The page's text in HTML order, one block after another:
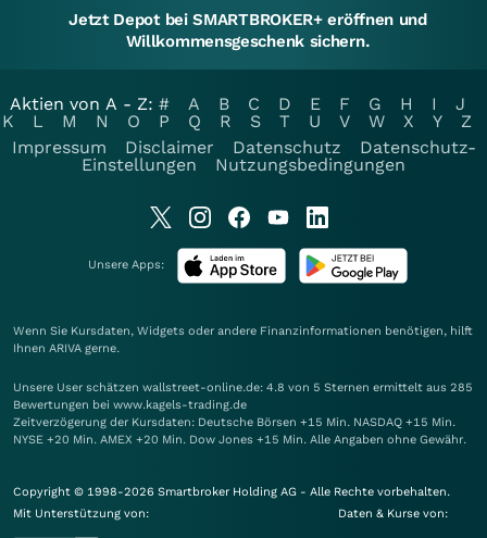
Jetzt Depot bei SMARTBROKER+ eröffnen und
Willkommensgeschenk sichern.
Aktien von A - Z: # A B C D E F G H I
J
K
L M N O P Q R S T U V W X Y
Z
Impressum
Disclaimer Datenschutz
Datenschutz-
Einstellungen
Nutzungsbedingungen
Unsere Apps:
Wenn Sie Kursdaten, Widgets oder andere Finanzinformationen benötigen, hilft
Ihnen ARIVA gerne.
Unsere User schätzen wallstreet-online.de: 4.8 von 5 Sternen ermittelt aus 285
Bewertungen bei www.kagels-trading.de
Zeitverzögerung der Kursdaten: Deutsche Börsen +15 Min. NASDAQ +15 Min.
NYSE +20 Min. AMEX +20 Min. Dow Jones +15 Min. Alle Angaben ohne Gewähr.
Copyright © 1998-2026 Smartbroker Holding AG - Alle Rechte vorbehalten.
Mit Unterstützung von:
Daten & Kurse von: